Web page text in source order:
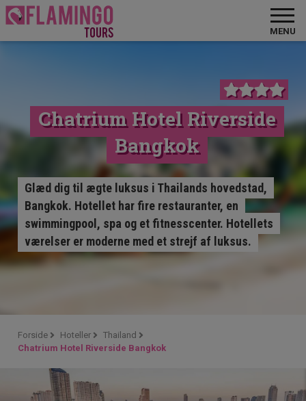
MENU
Chatrium Hotel Riverside
Bangkok
Glæd dig til ægte luksus i Thailands hovedstad,
Bangkok. Hotellet har fire restauranter, en
swimmingpool, spa og et fitnesscenter. Hotellets
værelser er moderne med et strejf af luksus.
Forside Hoteller
Thailand
Chatrium Hotel Riverside Bangkok